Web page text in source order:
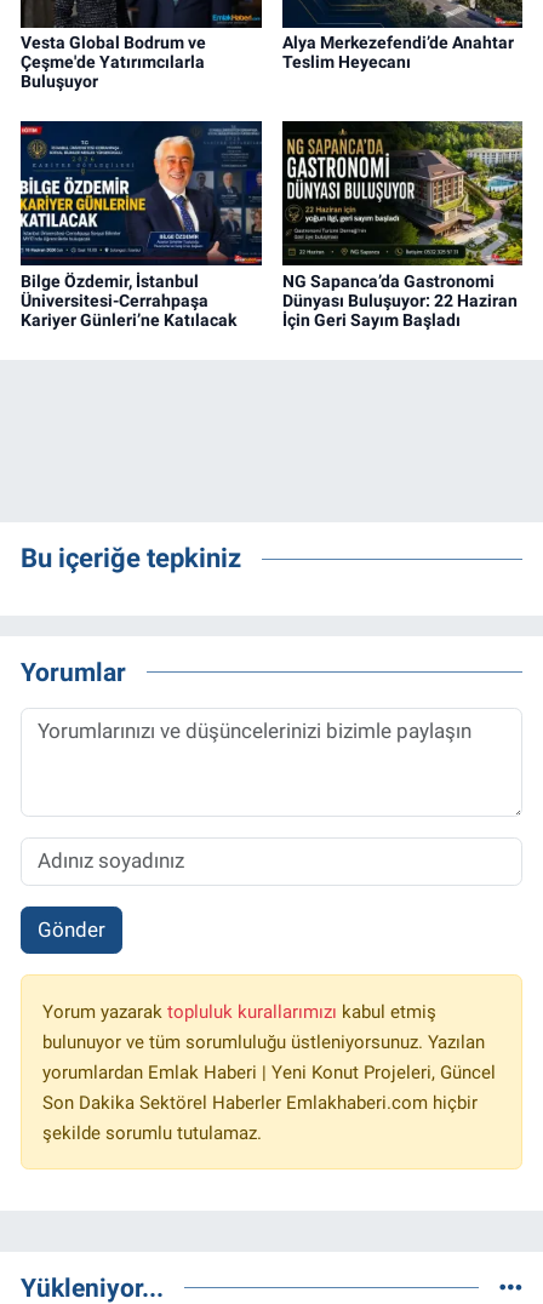
Vesta Global Bodrum ve
Çeşme'de Yatırımcılarla
Buluşuyor
Alya Merkezefendi’de Anahtar
Teslim Heyecanı
Bilge Özdemir, İstanbul
Üniversitesi-Cerrahpaşa
Kariyer Günleri’ne Katılacak
NG Sapanca’da Gastronomi
Dünyası Buluşuyor: 22 Haziran
İçin Geri Sayım Başladı
Bu içeriğe tepkiniz
Yorumlar
Gönder
Yorum yazarak topluluk kurallarımızı kabul etmiş
bulunuyor ve tüm sorumluluğu üstleniyorsunuz. Yazılan
yorumlardan Emlak Haberi | Yeni Konut Projeleri, Güncel
Son Dakika Sektörel Haberler Emlakhaberi.com hiçbir
şekilde sorumlu tutulamaz.
Yükleniyor...